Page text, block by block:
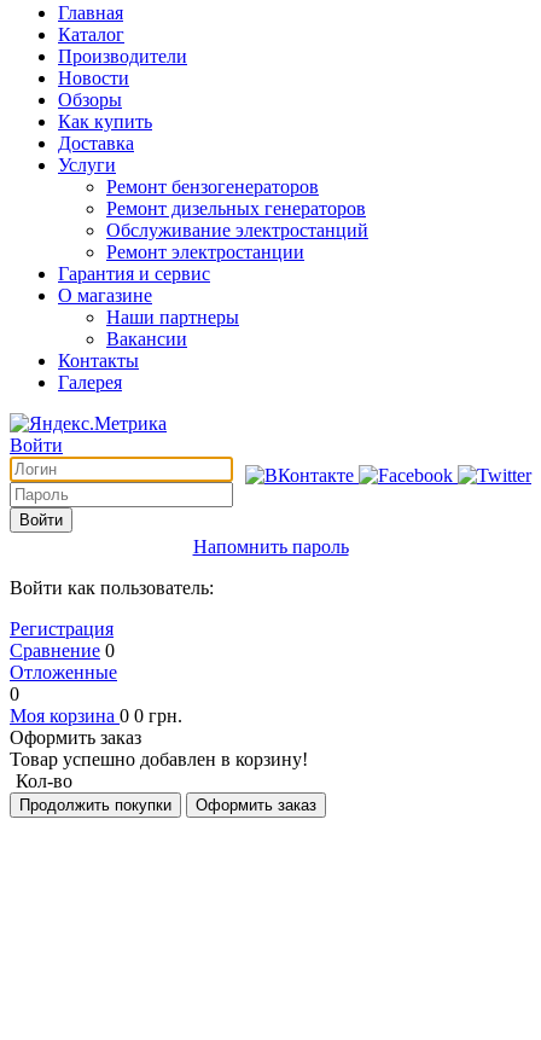
Главная
Каталог
Производители
Новости
Обзоры
Как купить
Доставка
Услуги
Ремонт бензогенераторов
Ремонт дизельных генераторов
Обслуживание электростанций
Ремонт электростанции
Гарантия и сервис
О магазине
Наши партнеры
Вакансии
Контакты
Галерея
Войти
Войти
Напомнить пароль
Войти как пользователь:
Регистрация
Сравнение 0
Отложенные
0
Моя корзина 0 0 грн.
Оформить заказ
Товар успешно добавлен в корзину!
Кол-во
Продолжить покупки Оформить заказ